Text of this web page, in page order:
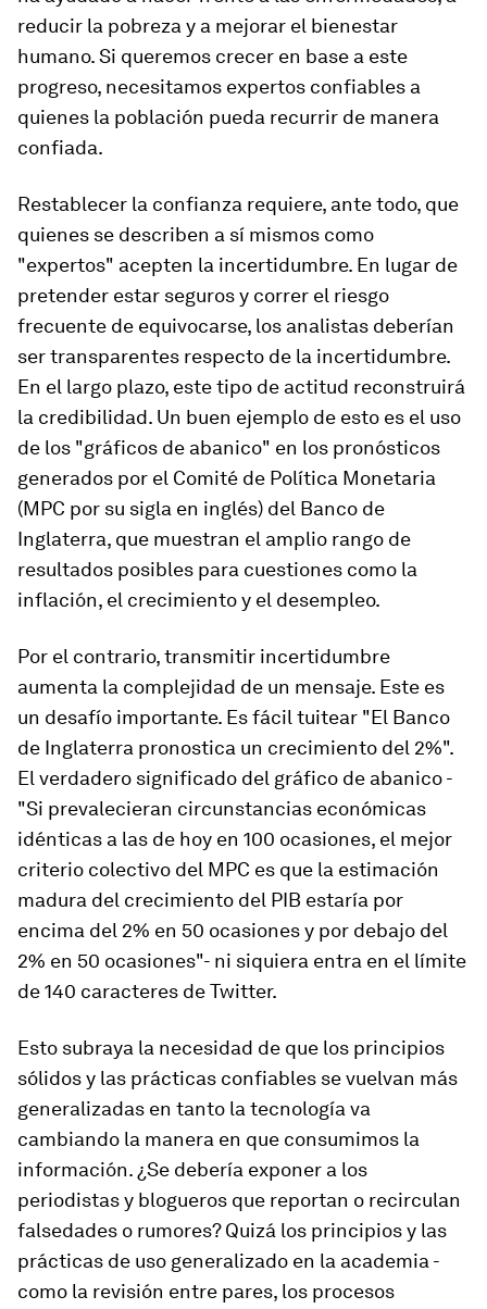
reducir la pobreza y a mejorar el bienestar
humano. Si queremos crecer en base a este
progreso, necesitamos expertos confiables a
quienes la población pueda recurrir de manera
confiada.
Restablecer la confianza requiere, ante todo, que
quienes se describen a sí mismos como
"expertos" acepten la incertidumbre. En lugar de
pretender estar seguros y correr el riesgo
frecuente de equivocarse, los analistas deberían
ser transparentes respecto de la incertidumbre.
En el largo plazo, este tipo de actitud reconstruirá
la credibilidad. Un buen ejemplo de esto es el uso
de los "gráficos de abanico" en los pronósticos
generados por el Comité de Política Monetaria
(MPC por su sigla en inglés) del Banco de
Inglaterra, que muestran el amplio rango de
resultados posibles para cuestiones como la
inflación, el crecimiento y el desempleo.
Por el contrario, transmitir incertidumbre
aumenta la complejidad de un mensaje. Este es
un desafío importante. Es fácil tuitear "El Banco
de Inglaterra pronostica un crecimiento del 2%".
El verdadero significado del gráfico de abanico -
"Si prevalecieran circunstancias económicas
idénticas a las de hoy en 100 ocasiones, el mejor
criterio colectivo del MPC es que la estimación
madura del crecimiento del PIB estaría por
encima del 2% en 50 ocasiones y por debajo del
2% en 50 ocasiones"- ni siquiera entra en el límite
de 140 caracteres de Twitter.
Esto subraya la necesidad de que los principios
sólidos y las prácticas confiables se vuelvan más
generalizadas en tanto la tecnología va
cambiando la manera en que consumimos la
información. ¿Se debería exponer a los
periodistas y blogueros que reportan o recirculan
falsedades o rumores? Quizá los principios y las
prácticas de uso generalizado en la academia -
como la revisión entre pares, los procesos